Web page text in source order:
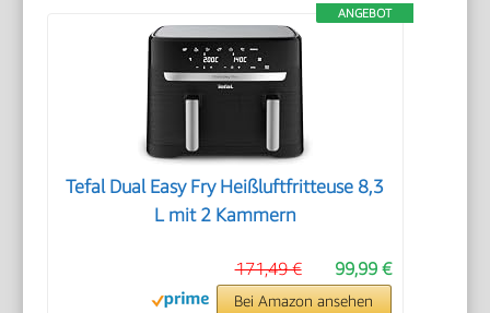
ANGEBOT
Tefal Dual Easy Fry Heißluftfritteuse 8,3
L mit 2 Kammern
99,99 €
171,49 €
Bei Amazon ansehen